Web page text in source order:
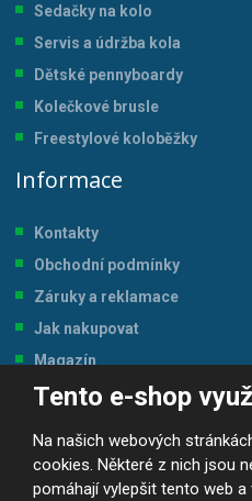
Tento e-shop
Na našich webových
cookies. Některé z nich jsou
pomáhají vylepšit tento web a
Sedačky na kolo
Servis a údržba kola
Dětské pennyboardy
Kolečkové brusle
Freestylové koloběžky
Informace
Kontakty
Obchodní podmínky
Záruky a reklamace
Jak nakupovat
Magazín
Tabulka velikostí